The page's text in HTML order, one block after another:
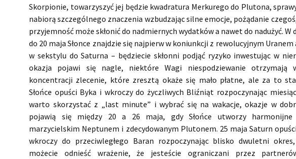
Skorpionie, towarzyszyć jej będzie kwadratura Merkurego do Plutona,
nabiorą szczególnego znaczenia wzbudzając silne emocje, pożądanie
przyjemność może skłonić do nadmiernych wydatków a nawet do nadużyć. W
do 20 maja Słonce znajdzie się najpierw w koniunkcji z rewolucyjnym
w sekstylu do Saturna – będziecie skłonni podjąć ryzyko inwestując w
okazja pojawi się nagle, niektóre Wagi niespodziewanie otrzymają
koncentracji zlecenie, które zresztą okaże się mało płatne, ale za to
Słońce opuści Byka i wkroczy do życzliwych Bliźniąt rozpoczynając
warto skorzystać z „last minute” i wybrać się na wakacje, okazje w
pojawią się między 20 a 26 maja, gdy Słońce utworzy
marzycielskim Neptunem i zdecydowanym Plutonem. 25 maja Saturn
wkroczy do przeciwległego Baran rozpoczynając blisko dwuletni
możecie odnieść wrażenie, że jesteście ograniczani przez